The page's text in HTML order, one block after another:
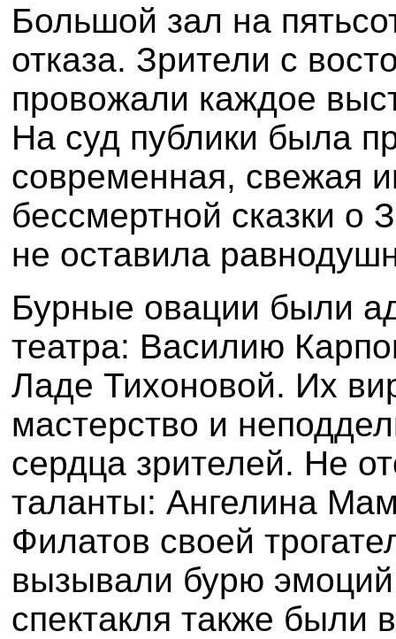
Большой зал на
отказа. Зрители с
провожали каждое
На суд публики была
современная, свежая
бессмертной сказки о
не оставила
Бурные овации были
театра: Василию
Ладе Тихоновой. Их
мастерство и
сердца зрителей. Не
таланты: Ангелина
Филатов своей
вызывали бурю
спектакля также были